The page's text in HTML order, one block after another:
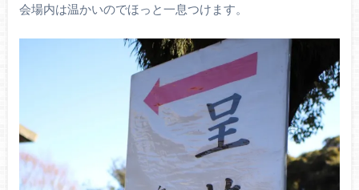
会場内は温かいのでほっと一息つけます。